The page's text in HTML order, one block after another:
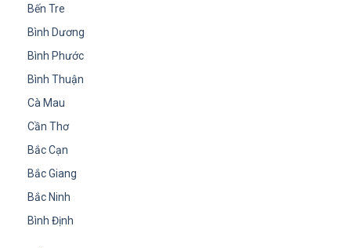
Bến Tre
Bình Dương
Bình Phước
Bình Thuận
Cà Mau
Cần Thơ
Bắc Cạn
Bắc Giang
Bắc Ninh
Bình Định